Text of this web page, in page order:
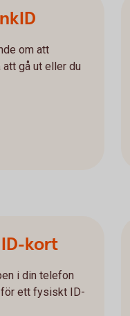
om att
gå ut eller du
kort
i din telefon
ett fysiskt ID-